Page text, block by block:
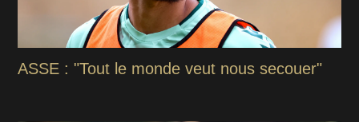
ASSE : "Tout le monde veut nous secouer"